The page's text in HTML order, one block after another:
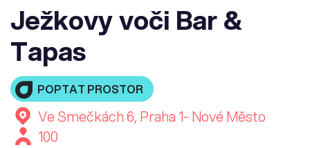
Ježkovy voči Bar &
Tapas
POPTAT PROSTOR
Ve Smečkách 6, Praha 1- Nové Město
100